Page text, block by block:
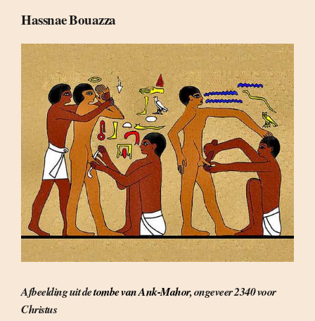
Hassnae Bouazza
Afbeelding uit detombe van Ank-Mahor, ongeveer 2340 voor
Christus